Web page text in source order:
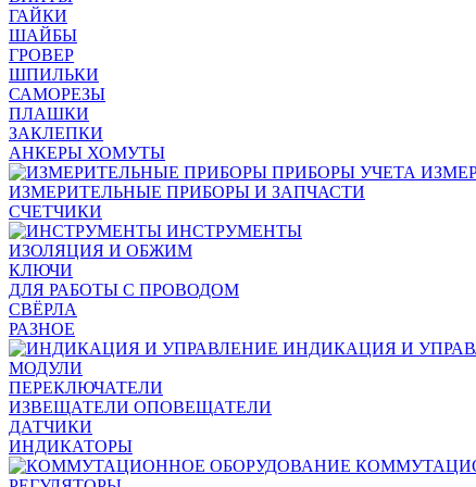
ГАЙКИ
ШАЙБЫ
ГРОВЕР
ШПИЛЬКИ
САМОРЕЗЫ
ПЛАШКИ
ЗАКЛЕПКИ
АНКЕРЫ ХОМУТЫ
ИЗМЕРИТЕЛЬНЫЕ ПРИБОРЫ И ЗАПЧАСТИ
СЧЕТЧИКИ
ИНСТРУМЕНТЫ
ИЗОЛЯЦИЯ И ОБЖИМ
КЛЮЧИ
ДЛЯ РАБОТЫ С ПРОВОДОМ
СВЁРЛА
РАЗНОЕ
ИНДИКАЦИЯ И
МОДУЛИ
ПЕРЕКЛЮЧАТЕЛИ
ИЗВЕЩАТЕЛИ ОПОВЕЩАТЕЛИ
ДАТЧИКИ
ИНДИКАТОРЫ